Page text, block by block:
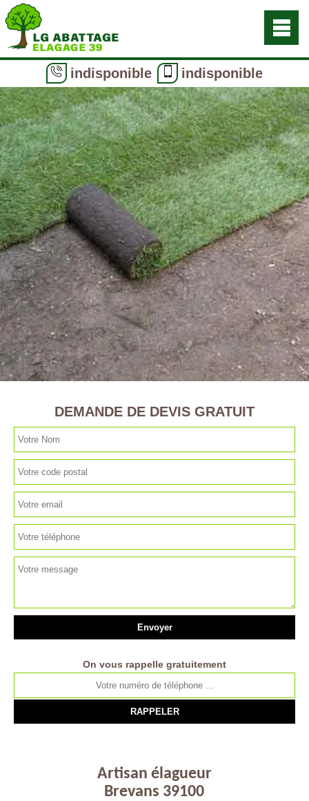
indisponible indisponible
DEMANDE DE DEVIS GRATUIT
On vous rappelle gratuitement
Artisan élagueur
Brevans 39100